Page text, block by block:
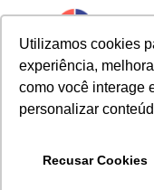
Utilizamos cookies
experiência,
como você interage
personalizar
Recusar Cookies